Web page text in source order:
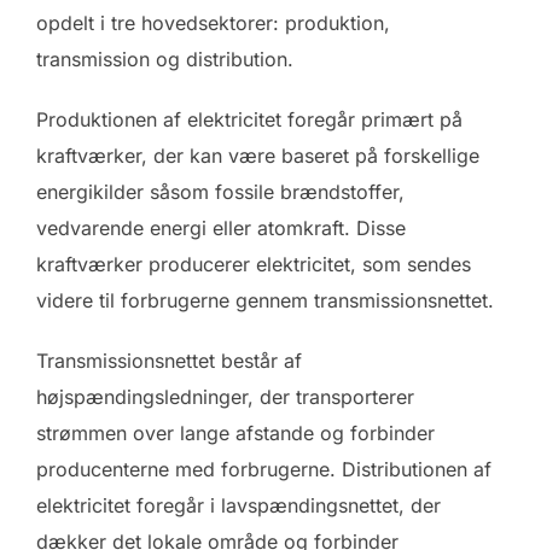
opdelt i tre hovedsektorer: produktion,
transmission og distribution.
Produktionen af elektricitet foregår primært på
kraftværker, der kan være baseret på forskellige
energikilder såsom fossile brændstoffer,
vedvarende energi eller atomkraft. Disse
kraftværker producerer elektricitet, som sendes
videre til forbrugerne gennem transmissionsnettet.
Transmissionsnettet består af
højspændingsledninger, der transporterer
strømmen over lange afstande og forbinder
producenterne med forbrugerne. Distributionen af
elektricitet foregår i lavspændingsnettet, der
dækker det lokale område og forbinder